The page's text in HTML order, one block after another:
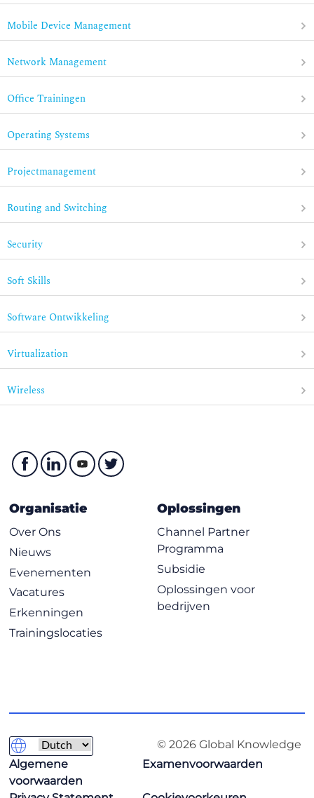
Mobile Device Management
Network Management
Office Trainingen
Operating Systems
Projectmanagement
Routing and Switching
Security
Soft Skills
Software Ontwikkeling
Virtualization
Wireless
Organisatie
Over Ons
Nieuws
Evenementen
Vacatures
Erkenningen
Trainingslocaties
Oplossingen
Channel Partner
Programma
Subsidie
Oplossingen voor
bedrijven
© 2026 Global Knowledge
Algemene
voorwaarden
Examenvoorwaarden